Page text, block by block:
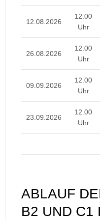
12.08.2026
12.00
Uhr
26.08.2026
12.00
Uhr
09.09.2026
12.00
Uhr
23.09.2026
12.00
Uhr
ABLAUF
B2 UND C1